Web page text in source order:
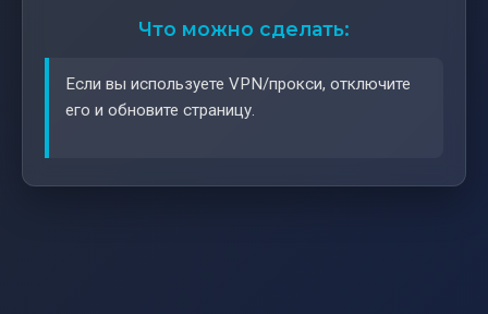
Что можно сделать:
Если вы используете VPN/прокси, отключите
его и обновите страницу.